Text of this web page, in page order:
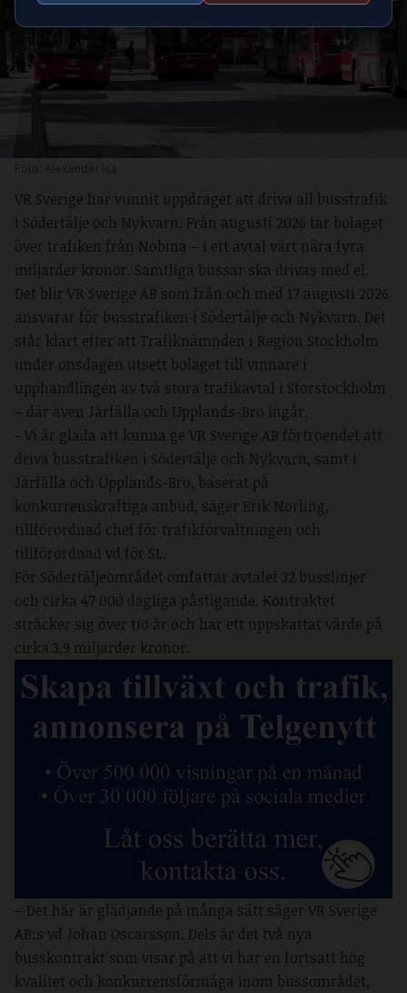
VR Sverige har vunnit uppdraget att driva all busstrafik
i Södertälje och Nykvarn. Från augusti 2026 tar bolaget
över trafiken från Nobina – i ett avtal värt nära fyra
miljarder kronor. Samtliga bussar ska drivas med el.
Det blir VR Sverige AB som från och med 17 augusti 2026
ansvarar för busstrafiken i Södertälje och Nykvarn. Det
står klart efter att Trafiknämnden i Region Stockholm
under onsdagen utsett bolaget till vinnare i
upphandlingen av två stora trafikavtal i Storstockholm
– där även Järfälla och Upplands-Bro ingår.
- Vi är glada att kunna ge VR Sverige AB förtroendet att
driva busstrafiken i Södertälje och Nykvarn, samt i
Järfälla och Upplands-Bro, baserat på
konkurrenskraftiga anbud, säger Erik Norling,
tillförordnad chef för trafikförvaltningen och
tillförordnad vd för SL.
För Södertäljeområdet omfattar avtalet 32 busslinjer
och cirka 47 000 dagliga påstigande. Kontraktet
sträcker sig över tio år och har ett uppskattat värde på
cirka 3,9 miljarder kronor.
– Det här är glädjande på många sätt säger VR Sverige
AB:s vd Johan Oscarsson. Dels är det två nya
busskontrakt som visar på att vi har en fortsatt hög
kvalitet och konkurrensförmåga inom bussområdet,